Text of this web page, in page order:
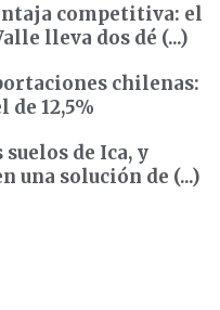
competitiva: el
lleva dos dé (...)
chilenas:
de 12,5%
de Ica, y
una solución de (...)